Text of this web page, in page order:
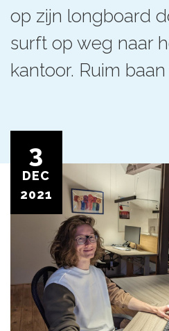
op zijn longboard
surft op weg naar
kantoor. Ruim
3
DEC
2021